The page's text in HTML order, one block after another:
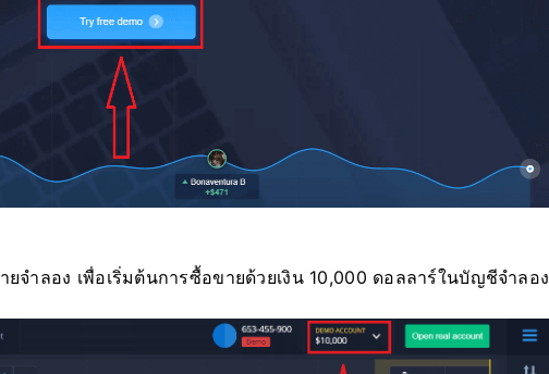
ำลอง เพื่อเริ่มต้นการซื้อขายด้วยเงิน 10,000 ดอลลาร์ในบัญชีจำลอง